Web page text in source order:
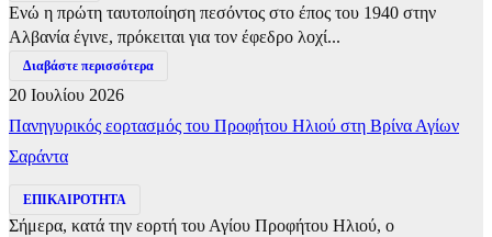
Ενώ η πρώτη ταυτοποίηση πεσόντος στο έπος του 1940 στην
Αλβανία έγινε, πρόκειται για τον έφεδρο λοχί...
Διαβάστε περισσότερα
20 Ιουλίου 2026
Πανηγυρικός εορτασμός του Προφήτου Ηλιού στη Βρίνα Αγίων
Σαράντα
ΕΠΙΚΑΙΡΟΤΗΤΑ
Σήμερα, κατά την εορτή του Αγίου Προφήτου Ηλιού, ο